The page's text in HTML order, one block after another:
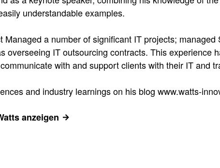
understandable examples.
Managed a number of significant IT projects;
overseeing IT outsourcing contracts. This experience
with and support clients with their IT and
and industry learnings on his blog www.watts-
anzeigen